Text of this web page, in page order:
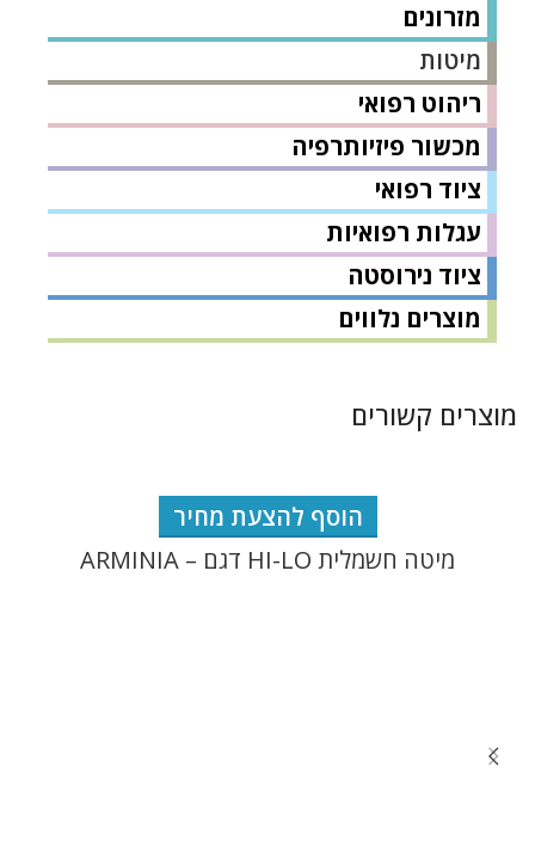
מזרונים
מיטות
ריהוט רפואי
מכשור פיזיותרפיה
ציוד רפואי
עגלות רפואיות
ציוד נירוסטה
מוצרים נלווים
מוצרים קשורים
הוסף להצעת מחיר
מיטה חשמלית HI-LO דגם – ARMINIA